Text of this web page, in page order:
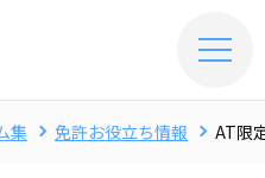
集 免許お役立ち情報 AT限